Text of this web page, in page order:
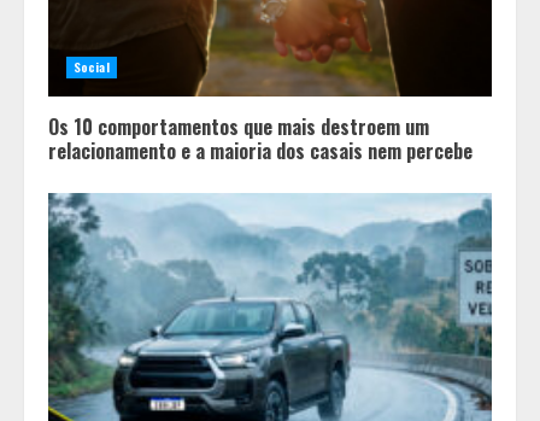
Social
Os 10 comportamentos que mais destroem um
relacionamento e a maioria dos casais nem percebe